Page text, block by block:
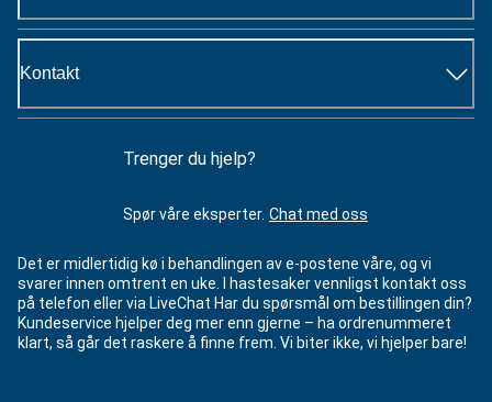
Kontakt
Trenger du hjelp?
Spør våre eksperter. Chat med oss
Det er midlertidig kø i behandlingen av e-postene våre, og vi
svarer innen omtrent en uke. I hastesaker vennligst kontakt oss
på telefon eller via LiveChat Har du spørsmål om bestillingen din?
Kundeservice hjelper deg mer enn gjerne – ha ordrenummeret
klart, så går det raskere å finne frem. Vi biter ikke, vi hjelper bare!